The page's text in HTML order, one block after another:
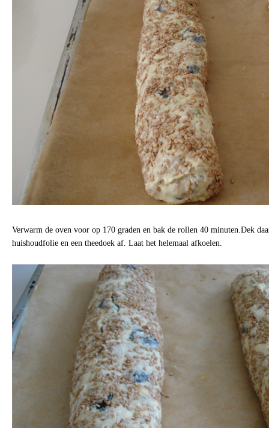
Verwarm de oven voor op 170 graden en bak de rollen 40 minuten.Dek
huishoudfolie en een theedoek af. Laat het helemaal afkoelen.